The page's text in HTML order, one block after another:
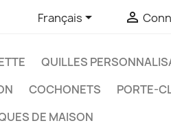
Français 
QUILLES
COCHONETS PORTE-
DE MAISON